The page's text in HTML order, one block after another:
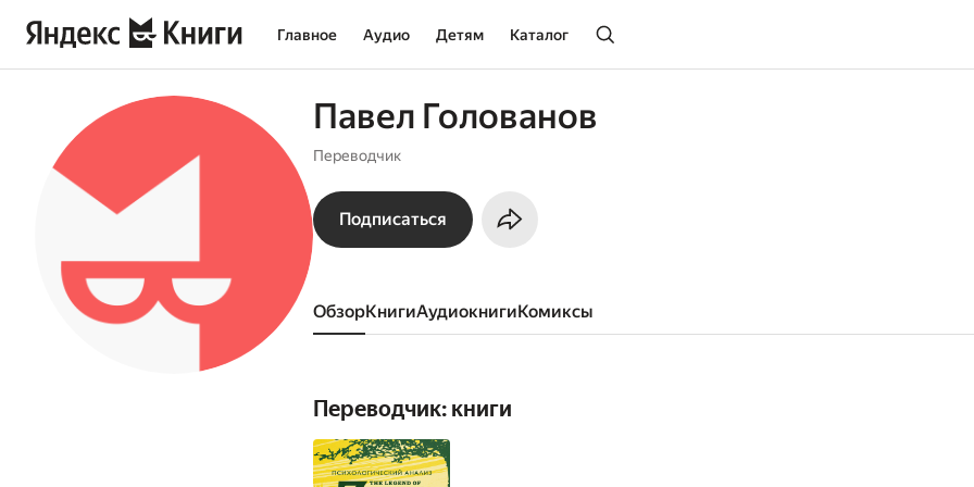
Главное Аудио Детям Каталог
Павел Голованов
Переводчик
Подписаться
Обзор книги аудиокниги комиксы
Переводчик: книги